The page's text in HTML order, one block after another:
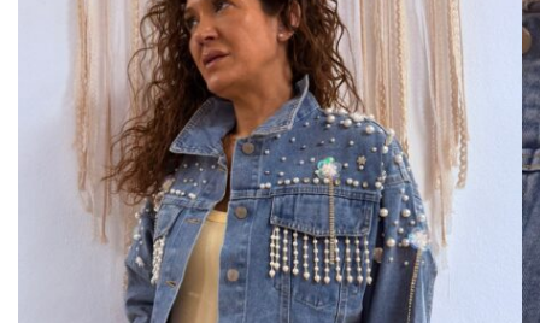
PERFUMES
BISUTERIA
BOLSOS Y MONEDEROS
CALZADO